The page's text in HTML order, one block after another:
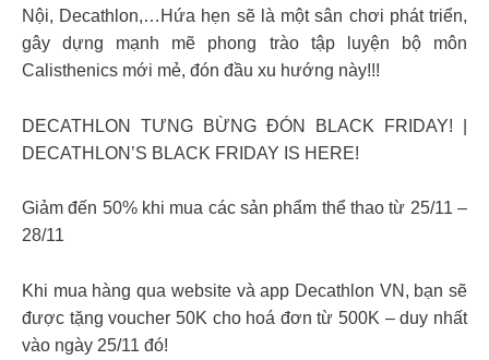
Nội, Decathlon,…Hứa hẹn sẽ là một sân chơi phát triển,
gây dựng mạnh mẽ phong trào tập luyện bộ môn
Calisthenics mới mẻ, đón đầu xu hướng này!!!
DECATHLON TƯNG BỪNG ĐÓN BLACK FRIDAY! |
DECATHLON’S BLACK FRIDAY IS HERE!
Giảm đến 50% khi mua các sản phẩm thể thao từ 25/11 –
28/11
Khi mua hàng qua website và app Decathlon VN, bạn sẽ
được tặng voucher 50K cho hoá đơn từ 500K – duy nhất
vào ngày 25/11 đó!